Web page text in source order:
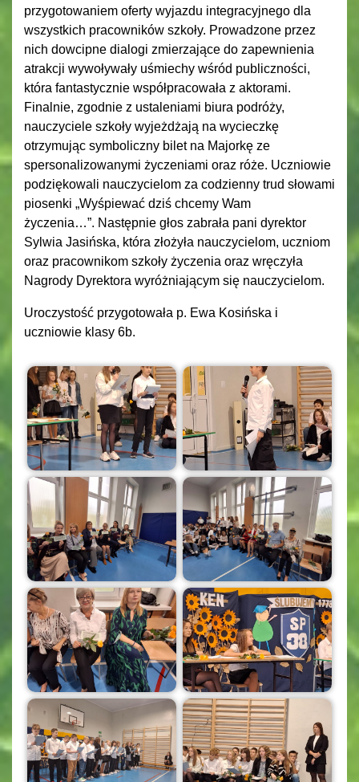
przygotowaniem oferty wyjazdu integracyjnego dla
wszystkich pracowników szkoły. Prowadzone przez
nich dowcipne dialogi zmierzające do zapewnienia
atrakcji wywoływały uśmiechy wśród publiczności,
która fantastycznie współpracowała z aktorami.
Finalnie, zgodnie z ustaleniami biura podróży,
nauczyciele szkoły wyjeżdżają na wycieczkę
otrzymując symboliczny bilet na Majorkę ze
spersonalizowanymi życzeniami oraz róże. Uczniowie
podziękowali nauczycielom za codzienny trud słowami
piosenki „Wyśpiewać dziś chcemy Wam
życzenia…”. Następnie głos zabrała pani dyrektor
Sylwia Jasińska, która złożyła nauczycielom, uczniom
oraz pracownikom szkoły życzenia oraz wręczyła
Nagrody Dyrektora wyróżniającym się nauczycielom.
Uroczystość przygotowała p. Ewa Kosińska i
uczniowie klasy 6b.